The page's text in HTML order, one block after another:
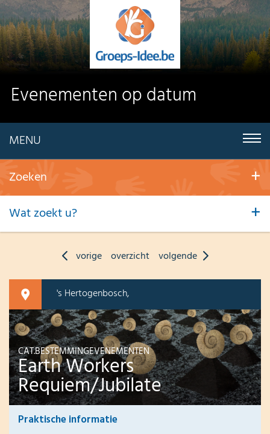
Evenementen op datum
MENU
Zoeken
Wat zoekt u?
vorige overzicht volgende
's Hertogenbosch,
CAT.BESTEMMINGEVENEMENTEN
Earth Workers
Requiem/Jubilate
Praktische informatie